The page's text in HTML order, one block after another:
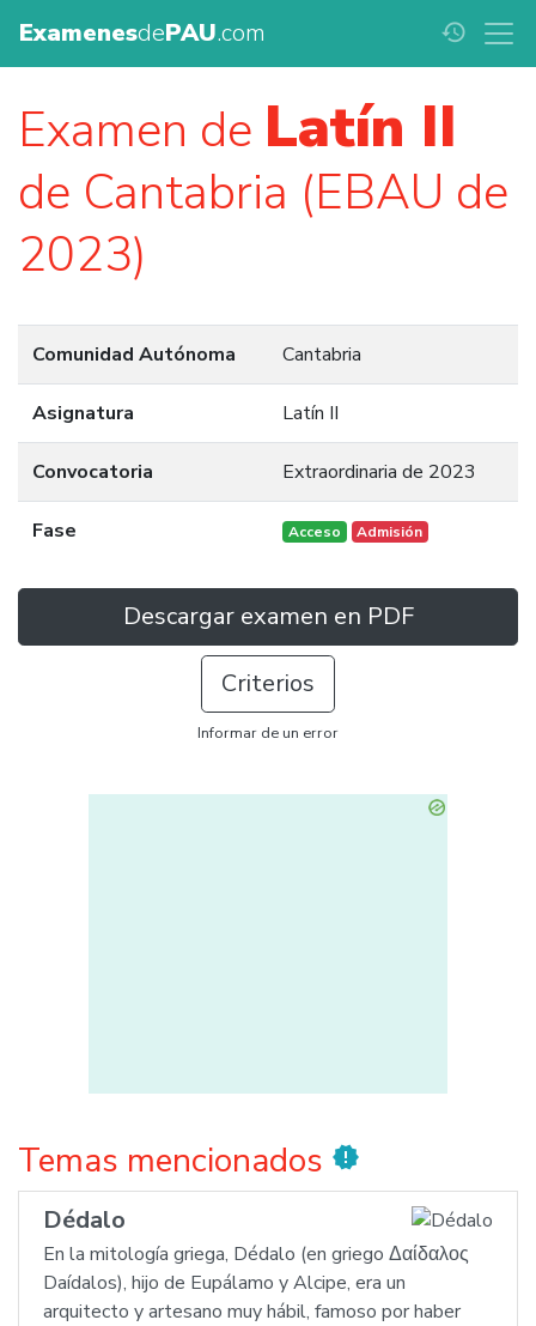
ExamenesdePAU.com history
Examen de Latín II
de Cantabria (EBAU de
2023)
Comunidad Autónoma Cantabria
Asignatura Latín II
Convocatoria Extraordinaria de 2023
Fase Acceso Admisión
Descargar examen en PDF
Criterios
Informar de un error
Temas mencionados new_releases
Dédalo
En la mitología griega, Dédalo (en griego Δαίδαλος
Daídalos), hijo de Eupálamo y Alcipe, era un
arquitecto y artesano muy hábil, famoso por haber